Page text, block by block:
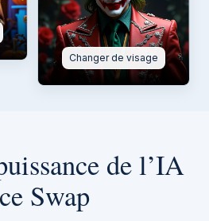
Changer de visage
de l’IA
Swap